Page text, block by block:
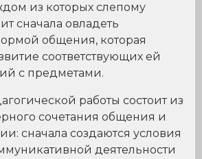
из которых слепому
сначала овладеть
общения, которая
соответствующих ей
с предметами.
работы состоит из
сочетания общения и
сначала создаются условия
деятельности